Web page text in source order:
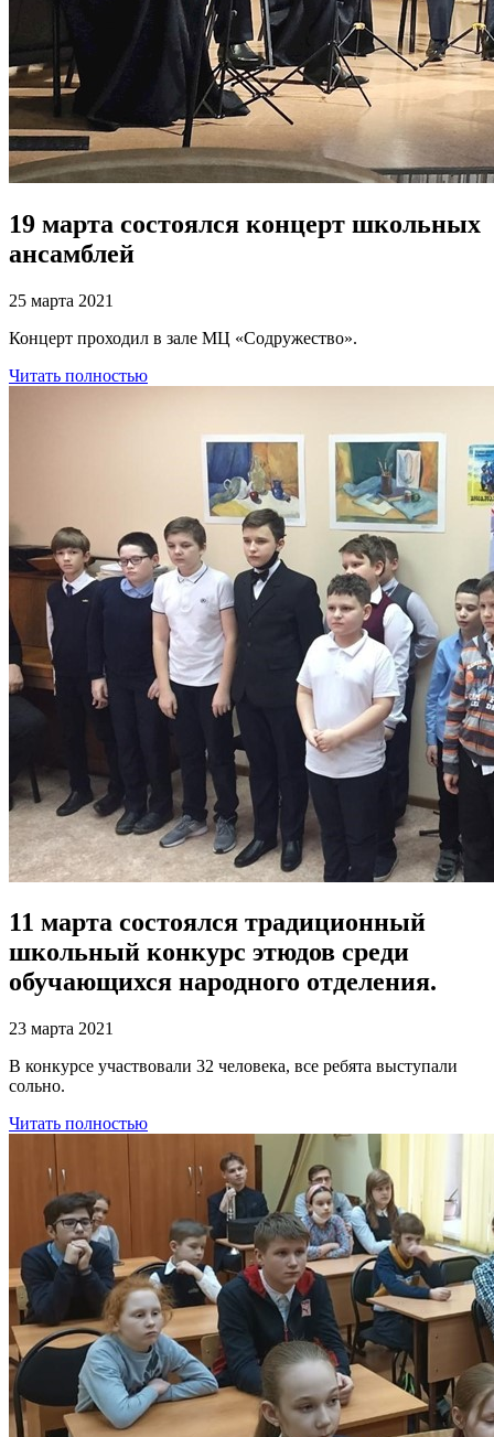
19 марта состоялся концерт школьных
ансамблей
25 марта 2021
Концерт проходил в зале МЦ «Содружество».
Читать полностью
11 марта состоялся традиционный
школьный конкурс этюдов среди
обучающихся народного отделения.
23 марта 2021
В конкурсе участвовали 32 человека, все ребята выступали
сольно.
Читать полностью